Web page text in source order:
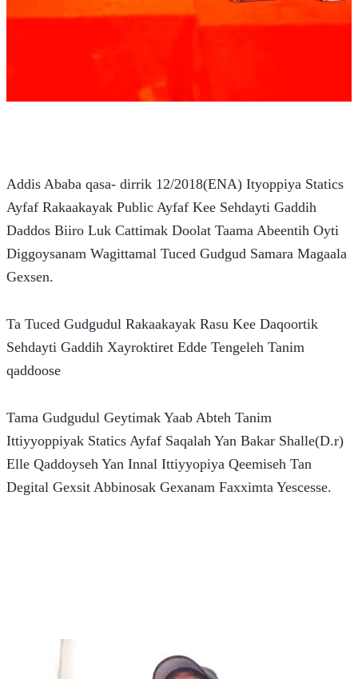
Addis Ababa qasa- dirrik 12/2018(ENA) Ityoppiya Statics
Ayfaf Rakaakayak Public Ayfaf Kee Sehdayti Gaddih
Daddos Biiro Luk Cattimak Doolat Taama Abeentih Oyti
Diggoysanam Wagittamal Tuced Gudgud Samara Magaala
Gexsen.
Ta Tuced Gudgudul Rakaakayak Rasu Kee Daqoortik
Sehdayti Gaddih Xayroktiret Edde Tengeleh Tanim
qaddoose
Tama Gudgudul Geytimak Yaab Abteh Tanim
Ittiyyoppiyak Statics Ayfaf Saqalah Yan Bakar Shalle(D.r)
Elle Qaddoyseh Yan Innal Ittiyyopiya Qeemiseh Tan
Degital Gexsit Abbinosak Gexanam Faxximta Yescesse.